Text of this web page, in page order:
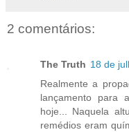
2 comentários:
The Truth 18 de
Realmente a
lançamento para
hoje... Naquela
remédios eram